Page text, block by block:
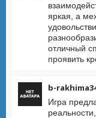
яркая, а
отличный
проявить
b-
Игра